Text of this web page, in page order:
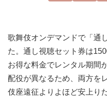
歌舞伎オンデマンドで「
た。通し視聴セット券は
お得な料金でレンタル期間
配役が異なるため、両方を
伎座遠征よりよほど安上りだ